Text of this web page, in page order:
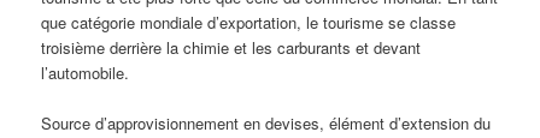
que catégorie mondiale d’exportation, le tourisme se classe
troisième derrière la chimie et les carburants et devant
l’automobile.
Source d’approvisionnement en devises, élément d’extension du